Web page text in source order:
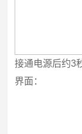
接通电源后约3
界面：